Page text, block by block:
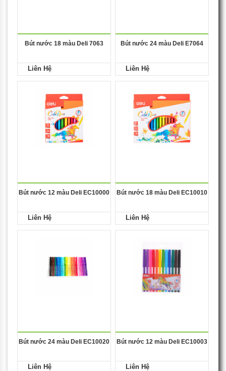
Bút nước 18 màu Deli 7063
Liên Hệ
Bút nước 24 màu Deli E7064
Liên Hệ
Bút nước 12 màu Deli EC10000
Liên Hệ
Bút nước 18 màu Deli EC10010
Liên Hệ
Bút nước 24 màu Deli EC10020
Liên Hệ
Bút nước 12 màu Deli EC10003
Liên Hệ